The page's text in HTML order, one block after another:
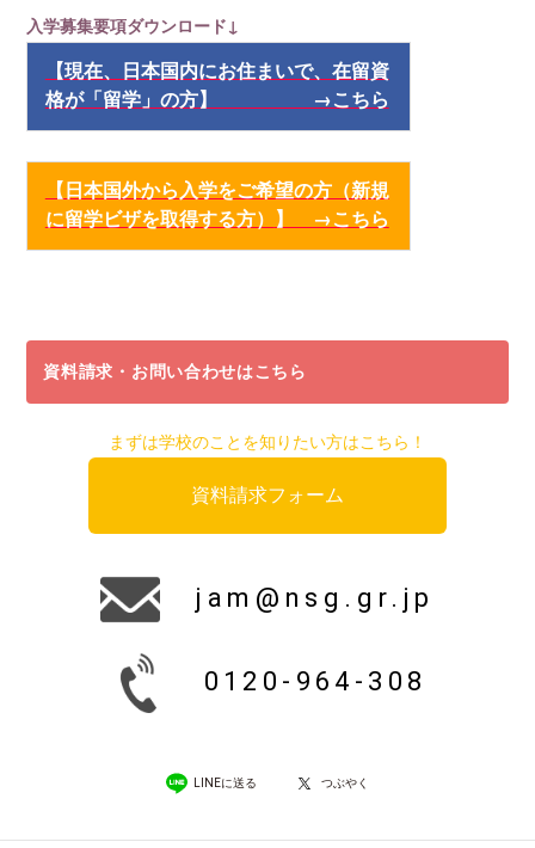
入学募集要項ダウンロード↓
【現在、日本国内にお住まいで、在留資
格が「留学」の方】 →こちら
【 日本国外から入学をご希望の方（新規
に留学ビザを取得する方）
】 →こちら
資料請求・お問い合わせはこちら
まずは学校のことを知りたい方はこちら！
資料請求フォーム
jam@nsg.gr.jp
0120-964-308
LINEに送る つぶやく